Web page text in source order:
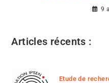
9
Articles récents :
Etude de